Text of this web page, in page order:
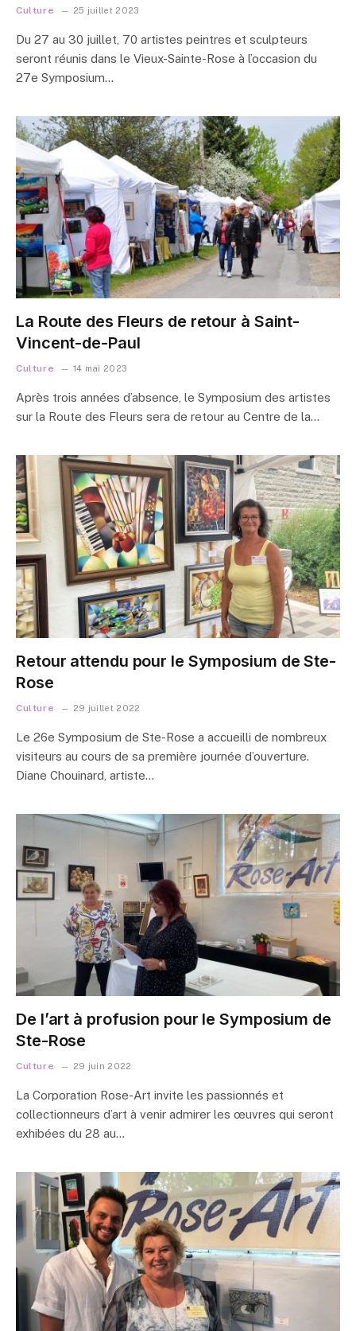
Culture 25 juillet 2023
Du 27 au 30 juillet, 70 artistes peintres et sculpteurs
seront réunis dans le Vieux-Sainte-Rose à l’occasion du
27e Symposium…
La Route des Fleurs de retour à Saint-
Vincent-de-Paul
Culture 14 mai 2023
Après trois années d’absence, le Symposium des artistes
sur la Route des Fleurs sera de retour au Centre de la…
Retour attendu pour le Symposium de Ste-
Rose
Culture 29 juillet 2022
Le 26e Symposium de Ste-Rose a accueilli de nombreux
visiteurs au cours de sa première journée d’ouverture.
Diane Chouinard, artiste…
De l’art à profusion pour le Symposium de
Ste-Rose
Culture 29 juin 2022
La Corporation Rose-Art invite les passionnés et
collectionneurs d’art à venir admirer les œuvres qui seront
exhibées du 28 au…